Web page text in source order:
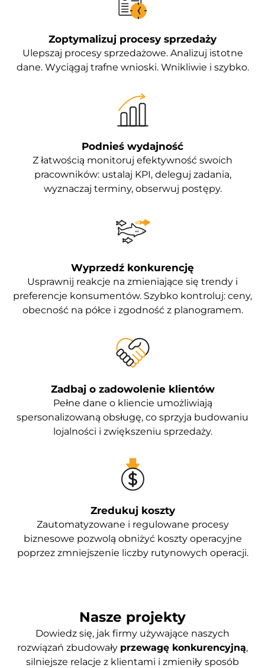
Zoptymalizuj procesy sprzedaży
Ulepszaj procesy sprzedażowe. Analizuj istotne
dane. Wyciągaj trafne wnioski. Wnikliwie i szybko.​
Podnieś wydajność
Z łatwością monitoruj efektywność swoich
pracowników: ustalaj KPI, deleguj zadania,
wyznaczaj terminy, obserwuj postępy.
Wyprzedź konkurencję
Usprawnij reakcje na zmieniające się trendy i
preferencje konsumentów. Szybko kontroluj: ceny,
obecność na półce i zgodność z planogramem.
Zadbaj o zadowolenie klientów
Pełne dane o kliencie umożliwiają
spersonalizowaną obsługę, co sprzyja budowaniu
lojalności i zwiększeniu sprzedaży.
Zredukuj koszty
Zautomatyzowane i regulowane procesy
biznesowe pozwolą obniżyć koszty operacyjne
poprzez zmniejszenie liczby rutynowych operacji.
Nasze projekty
Dowiedz się, jak firmy używające naszych
rozwiązań zbudowały przewagę konkurencyjną,
silniejsze relacje z klientami i zmieniły sposób